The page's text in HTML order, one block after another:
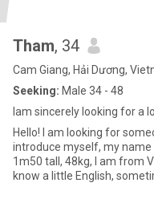
Tham, 34
Cam Giang, Hải Dương,
Seeking: Male 34 - 48
Iam sincerely looking for a
Hello! I am looking for
introduce myself, my name
1m50 tall, 48kg, I am from
know a little English,